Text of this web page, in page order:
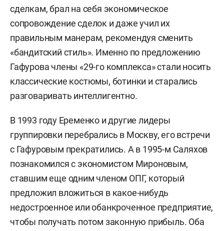
сделкам, брал на себя экономическое
сопровождение сделок и даже учил их
правильным манерам, рекомендуя сменить
«бандитский стиль». Именно по предложению
Гафурова члены «29-го комплекса» стали носить
классические костюмы, ботинки и старались
разговаривать интеллигентно.
В 1993 году Еременко и другие лидеры
группировки перебрались в Москву, его встречи
с Гафуровым прекратились. А в 1995-м Саляхов
познакомился с экономистом Мироновым,
ставшим еще одним членом ОПГ, который
предложил вложиться в какое-нибудь
недостроенное или обанкроченное предприятие,
чтобы получать потом законную прибыль. Оба